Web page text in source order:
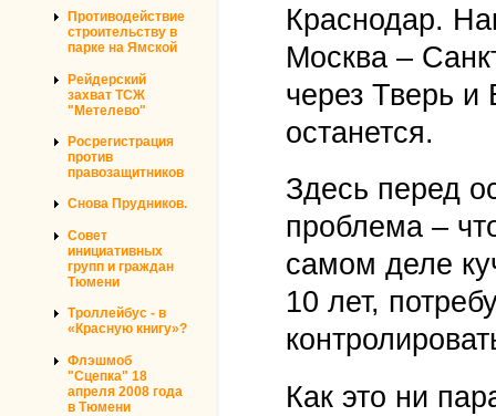
Противодействие
строительству в
парке на Ямской
Рейдерский
захват ТСЖ
"Метелево"
Росрегистрация
против
правозащитников
Снова Прудников.
Совет
инициативных
групп и граждан
Тюмени
Троллейбус - в
«Красную книгу»?
Флэшмоб
"Сцепка" 18
апреля 2008 года
в Тюмени
Краснодар.
Москва –
через Тверь
останется.
Здесь перед
проблема –
самом деле
10 лет,
Как это ни